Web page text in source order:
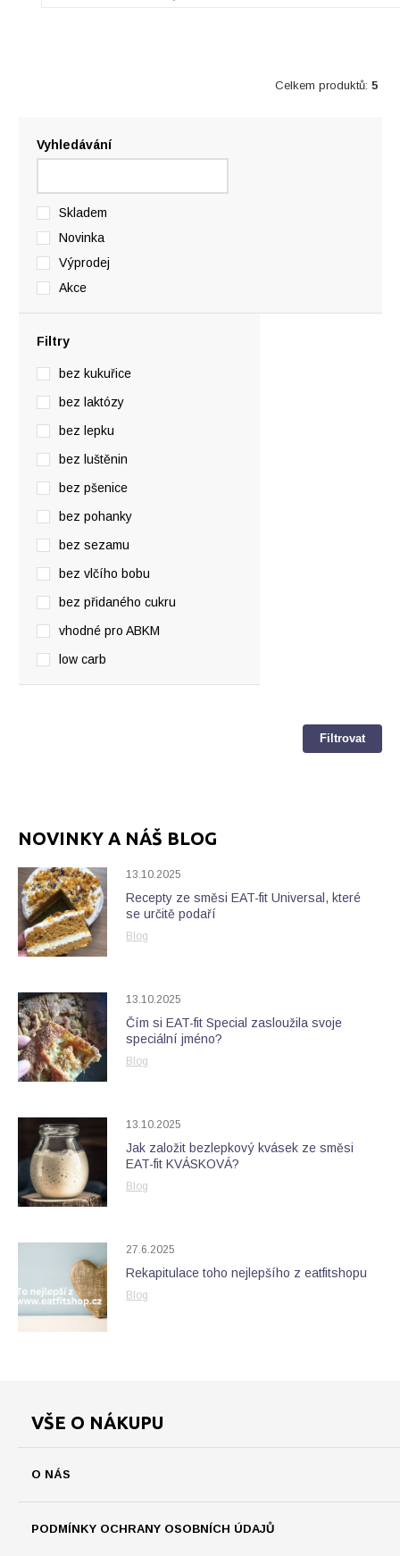
Celkem produktů: 5
Vyhledávání
Skladem
Novinka
Výprodej
Akce
Filtry
bez kukuřice
bez laktózy
bez lepku
bez luštěnin
bez pšenice
bez pohanky
bez sezamu
bez vlčího bobu
bez přidaného cukru
vhodné pro ABKM
low carb
NOVINKY A NÁŠ BLOG
13.10.2025
Recepty ze směsi EAT-fit Universal, které
se určitě podaří
Blog
13.10.2025
Čím si EAT-fit Special zasloužila svoje
speciální jméno?
Blog
13.10.2025
Jak založit bezlepkový kvásek ze směsi
EAT-fit KVÁSKOVÁ?
Blog
27.6.2025
Rekapitulace toho nejlepšího z eatfitshopu
Blog
VŠE O NÁKUPU
O NÁS
PODMÍNKY OCHRANY OSOBNÍCH ÚDAJŮ